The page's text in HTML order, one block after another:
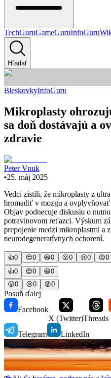
TechGuruGameGuruInfoGuru
Hľadať
BleskovkyInfoGuru
Mikroplasty
sa doň dostávajú a
zdravie
Peter Vnuk
•25. máj 2025
Vedci zistili, že mikroplasty z
hromadiť v mozgu a
Objav podnecuje diskusiu o
potravinovom reťazci. Výskum
prepojenie medzi mikroplastmi a
neurodegeneratívnych ochorení.
👍0 😍0 😆0 😮0 😢0 😡0
👍0 😍0 😆0
😮0 😢0 😡0
Posuň ďalej
Facebook
X (Twitter)Threads
Telegram LinkedIn